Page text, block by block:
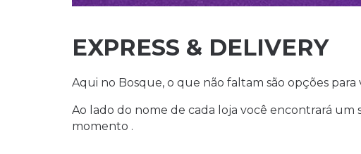
EXPRESS & DELIVERY
Aqui no Bosque, o que não faltam são opções
Ao lado do nome de cada loja você encontrará
momento .